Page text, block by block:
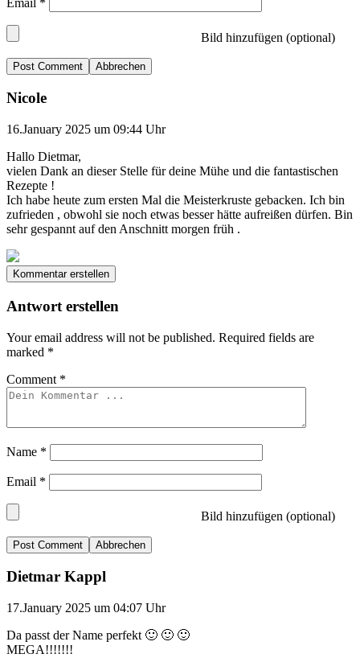
Bild hinzufügen (optional)
Abbrechen
Nicole
16.January 2025 um 09:44 Uhr
Hallo Dietmar,
vielen Dank an dieser Stelle für deine Mühe und die fantastischen
Rezepte !
Ich habe heute zum ersten Mal die Meisterkruste gebacken. Ich bin
zufrieden , obwohl sie noch etwas besser hätte aufreißen dürfen. Bin
sehr gespannt auf den Anschnitt morgen früh .
Kommentar erstellen
Antwort erstellen
Your email address will not be published. Required fields are
marked *
Comment *
Name *
Email *
Bild hinzufügen (optional)
Abbrechen
Dietmar Kappl
17.January 2025 um 04:07 Uhr
Da passt der Name perfekt 🙂 🙂 🙂
MEGA!!!!!!!